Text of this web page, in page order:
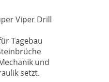
Viper Drill
Tagebau
und
setzt.